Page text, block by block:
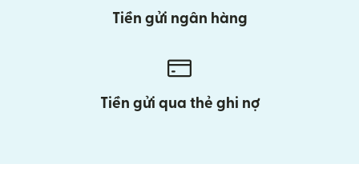
Tiền gửi ngân hàng
Tiền gửi qua thẻ ghi nợ